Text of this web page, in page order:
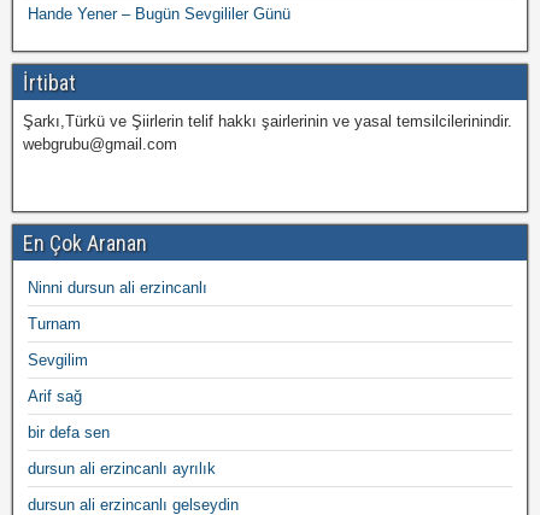
Hande Yener – Bugün Sevgililer Günü
İrtibat
Şarkı,Türkü ve Şiirlerin telif hakkı şairlerinin ve yasal temsilcilerinindir.
webgrubu@gmail.com
En Çok Aranan
Ninni dursun ali erzincanlı
Turnam
Sevgilim
Arif sağ
bir defa sen
dursun ali erzincanlı ayrılık
dursun ali erzincanlı gelseydin